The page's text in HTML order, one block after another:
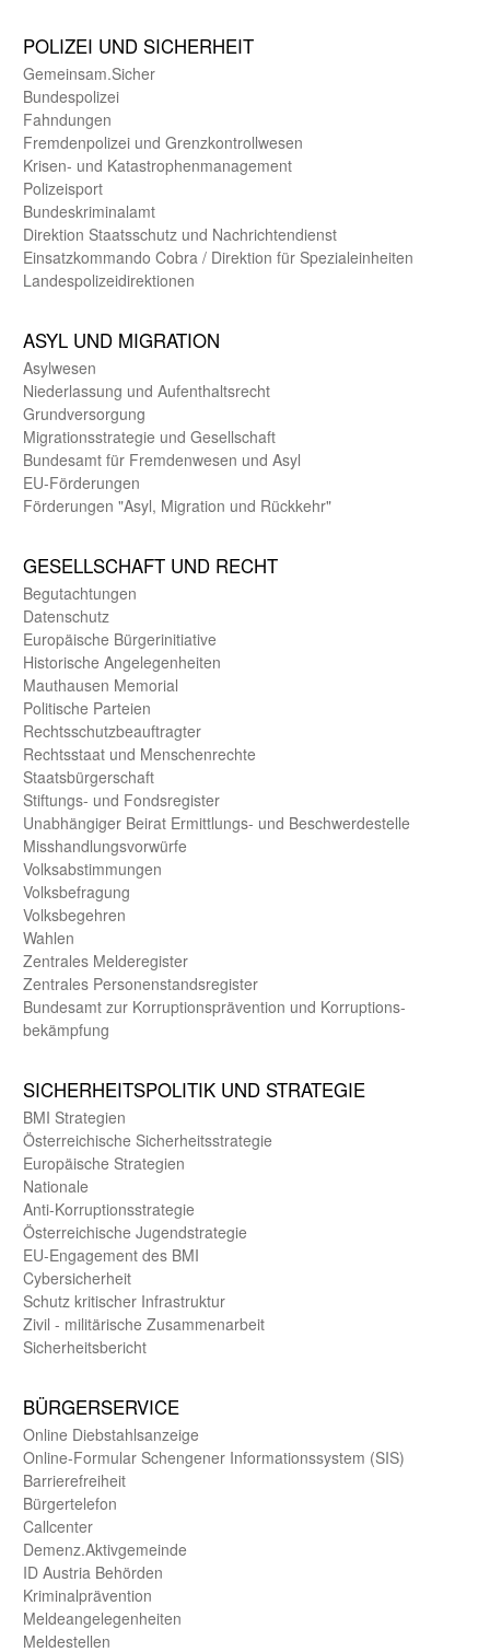
POLIZEI UND SICHER­HEIT
Gemein­sam.Sicher
Bundes­polizei
Fahndungen
Fremdenpolizei und Grenzkontrollwesen
Krisen- und Katastrophen­management
Polizeisport
Bundes­kriminal­amt
Direktion Staats­schutz und Nach­richten­dienst
Einsatz­kommando Cobra / Direktion für Spezialeinheiten
Landes­polizei­direk­tionen
ASYL UND MIGRA­TION
Asyl­wesen
Nieder­lassung und Aufent­halts­recht
Grund­versorgung
Migrations­strategie und Gesell­schaft
Bundes­amt für Fremden­wesen und Asyl
EU-Förde­rungen
Förderungen "Asyl, Migration und Rückkehr"
GE­SELL­SCHAFT UND RECHT
Begut­achtungen
Daten­schutz
Europäische Bürger­initiative
Historische Angelegen­heiten
Mauthausen Memorial
Politische Parteien
Rechts­schutz­beauftragter
Rechts­staat und Menschen­rechte
Staats­bürger­schaft
Stiftungs- und Fonds­register
Unab­hängiger Beirat Ermittlungs- und Beschwerde­stelle
Misshandlungs­vorwürfe
Volks­abstimmungen
Volks­befragung
Volks­begehren
Wahlen
Zentrales Melde­register
Zentrales Personen­stands­register
Bundes­amt zur Korrup­tions­prävention und Korrup­tions­
bekämpfung
SICHER­HEITS­POLITIK UND STRATEGIE
BMI Strategien
Öster­reichische Sicherheits­strategie
Europäische Strategien
Nationale
Anti-Korruptions­strategie
Öster­reichische Jugend­strategie
EU-Engagement des BMI
Cybersicherheit
Schutz kritischer Infra­struktur
Zivil - militärische Zusammen­arbeit
Sicherheits­bericht
BÜRGER­SERVICE
Online Diebstahls­anzeige
Online-Formular Schengener Informationssystem (SIS)
Barriere­freiheit
Bürger­telefon
Call­center
Demenz.Aktiv­gemeinde
ID Austria Behörden
Kriminal­prävention
Melde­an­ge­le­gen­heiten
Meld­estellen